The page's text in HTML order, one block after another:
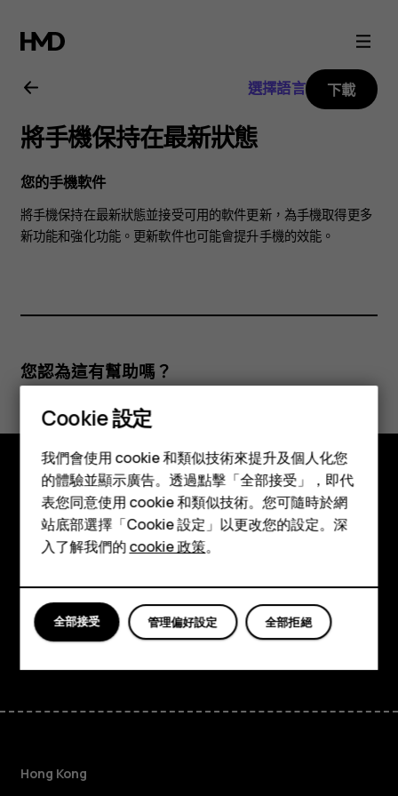
Nokia
9
PureView
用
戶
南
智慧型手機
功能型手機
配件
平板電腦
選擇語言 下載
將手機保持在最新狀態
您的手機軟件
將手機保持在最新狀態並接受可用的軟件更新，為手機取得更多
新功能和強化功能。更新軟件也可能會提升手機的效能。
您認為這有幫助嗎？
是 否
探索
關於
支援
FacebookInstagram
TiktokYoutubeLinkedinDiscord
Hong Kong
Cookie 設定
我們會使用 cookie 和類似技術來提升及個人化您
的體驗並顯示廣告。透過點擊「全部接受」，即代
表您同意使用 cookie 和類似技術。您可隨時於網
站底部選擇「Cookie 設定」以更改您的設定。深
入了解我們的cookie 政策。
全部拒絕
管理偏好設定
全部接受